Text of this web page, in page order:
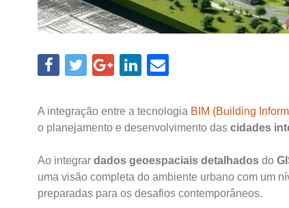
A integração entre a tecnologia BIM (Building
o planejamento e desenvolvimento das cidades
Ao integrar dados geoespaciais detalhados do
uma visão completa do ambiente urbano com um
preparadas para os desafios contemporâneos.